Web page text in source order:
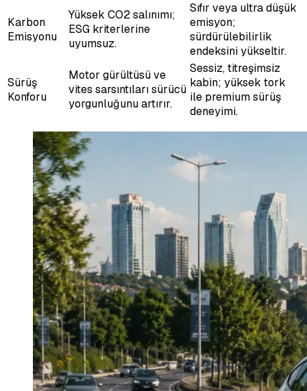
Karbon
Emisyonu
Yüksek CO2 salınımı;
ESG kriterlerine
uyumsuz.
Sıfır veya ultra düşük
emisyon;
sürdürülebilirlik
endeksini yükseltir.
Sürüş
Konforu
Motor gürültüsü ve
vites sarsıntıları sürücü
yorgunluğunu artırır.
Sessiz, titreşimsiz
kabin; yüksek tork
ile premium sürüş
deneyimi.